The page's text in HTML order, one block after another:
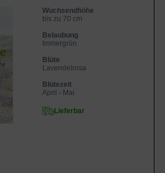
Wuchsendhöhe
bis zu 70 cm
Belaubung
Immergrün
Blüte
Lavendelrosa
Blütezeit
April - Mai
Lieferbar